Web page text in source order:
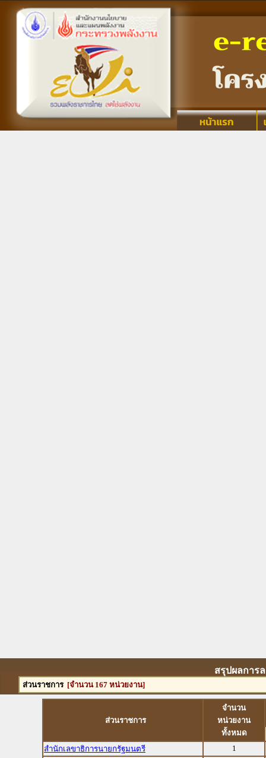
สรุปผลการ
ส่วนราชการ [จำนวน 167 หน่วยงาน]
ส่วนราชการ
จำนวน
หน่วยงาน
ทั้งหมด
สำนักเลขาธิการนายกรัฐมนตรี
1